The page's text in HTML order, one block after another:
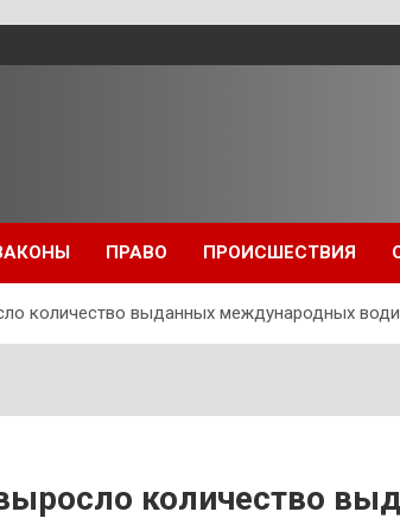
ПРАВО ПРОИСШЕСТВИЯ
количество выданных международных
количество